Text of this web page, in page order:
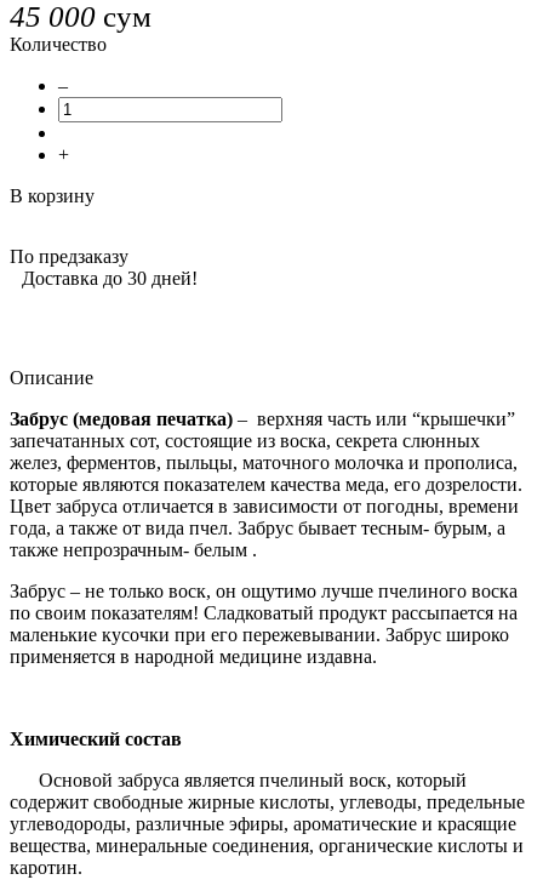
45 000 сум
Количество
–
+
В корзину
По предзаказу
Доставка до 30 дней!
Описание
Забрус (медовая печатка) – верхняя часть или “крышечки”
запечатанных сот, состоящие из воска, секрета слюнных
желез, ферментов, пыльцы, маточного молочка и прополиса,
которые являются показателем качества меда, его дозрелости.
Цвет забруса отличается в зависимости от погодны, времени
года, а также от вида пчел. Забрус бывает тесным- бурым, а
также непрозрачным- белым .
Забрус – не только воск, он ощутимо лучше пчелиного воска
по своим показателям! Сладковатый продукт рассыпается на
маленькие кусочки при его пережевывании. Забрус широко
применяется в народной медицине издавна.
Химический состав
Основой забруса является пчелиный воск, который
содержит свободные жирные кислоты, углеводы, предельные
углеводороды, различные эфиры, ароматические и красящие
вещества, минеральные соединения, органические кислоты и
каротин.